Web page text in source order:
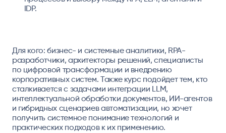
IDP.
Для кого: бизнес- и системные аналитики, RPA-
разработчики, архитекторы решений, специалисты
по цифровой трансформации и внедрению
корпоративных систем. Также курс подойдет тем, кто
сталкивается с задачами интеграции LLM,
интеллектуальной обработки документов, ИИ-агентов
и гибридных сценариев автоматизации, но хочет
получить системное понимание технологий и
практических подходов к их применению.